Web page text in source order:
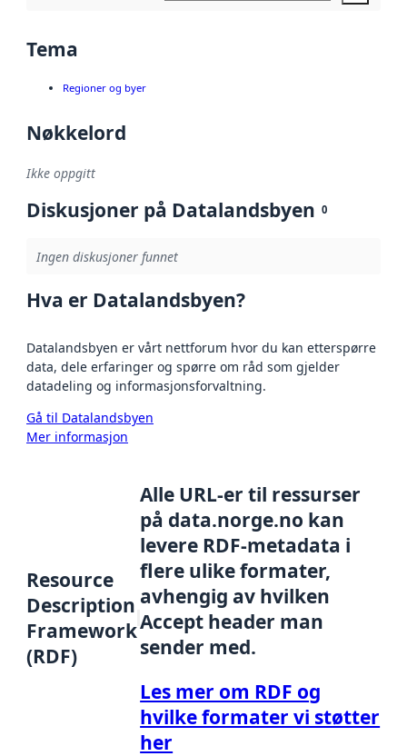
Tema
Regioner og byer
Nøkkelord
Ikke oppgitt
Diskusjoner på Datalandsbyen 0
Ingen diskusjoner funnet
Hva er Datalandsbyen?
Datalandsbyen er vårt nettforum hvor du kan etterspørre
data, dele erfaringer og spørre om råd som gjelder
datadeling og informasjonsforvaltning.
Gå til Datalandsbyen
Mer informasjon
Resource
Description
Framework
(RDF)
Alle URL-er til ressurser
på data.norge.no kan
levere RDF-metadata i
flere ulike formater,
avhengig av hvilken
Accept header man
sender med.
Les mer om RDF og
hvilke formater vi støtter
her